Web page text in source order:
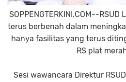
SOPPENGTERKINI.COM--
terus berbenah dalam
hanya fasilitas yang terus
RS plat
Sesi wawancara Direktur